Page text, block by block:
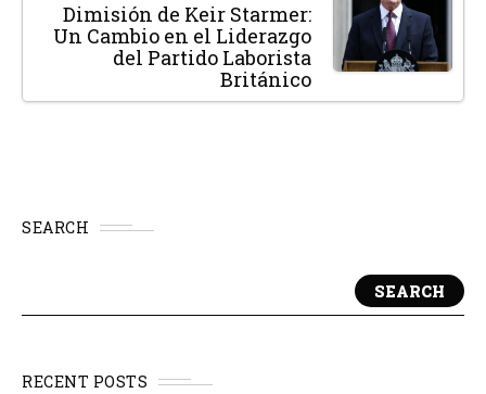
Dimisión de Keir Starmer:
Un Cambio en el Liderazgo
del Partido Laborista
Británico
SEARCH
SEARCH
RECENT POSTS